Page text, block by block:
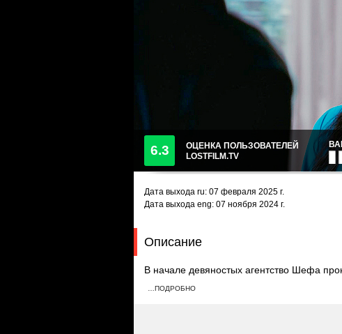
6.3
ОЦЕНКА ПОЛЬЗОВАТЕЛЕЙ
LOSTFILM.TV
Дата выхода ru: 07 февраля 2025 г.
Дата выхода eng: 07 ноября 2024 г.
Описание
В начале девяностых агентство Шефа
встречаться с Банни. Через восемь лет
…ПОДРОБНО